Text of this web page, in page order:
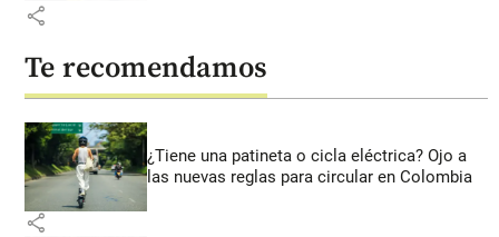
share
Te recomendamos
¿Tiene una patineta o cicla eléctrica? Ojo a
las nuevas reglas para circular en Colombia
share